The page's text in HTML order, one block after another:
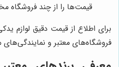
قیمت‌ها را از چند فروشگاه
برای اطلاع از قیمت دقیق لوازم
فروشگاه‌های معتبر و نمایندگی‌های